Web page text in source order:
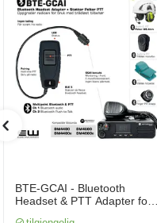
BTE-GCAI - Bluetooth
Headset & PTT Adapter for